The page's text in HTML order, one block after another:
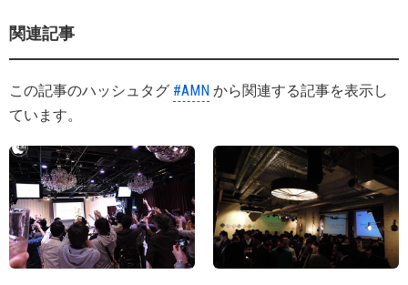
関連記事
この記事のハッシュタグ #AMN から関連する記事を表示し
ています。